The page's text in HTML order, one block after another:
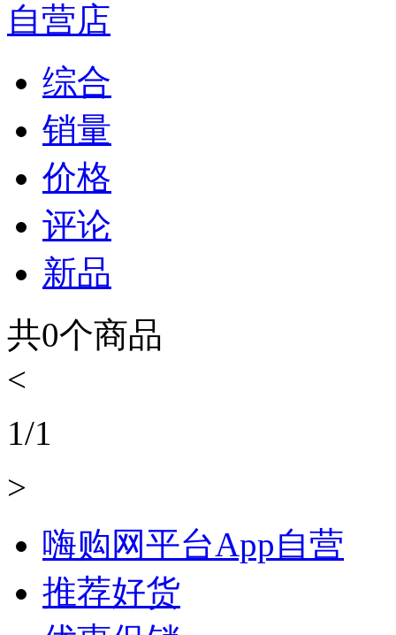
自营店
综合
销量
价格
评论
新品
共0个商品
<
1/1
>
嗨购网平台App自营
推荐好货